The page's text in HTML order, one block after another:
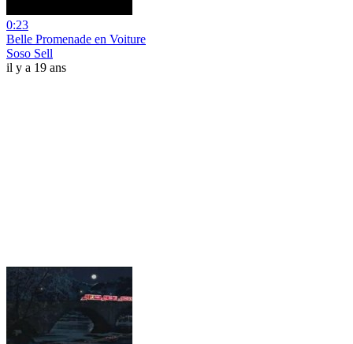
0:23
Belle Promenade en Voiture
Soso Sell
il y a 19 ans